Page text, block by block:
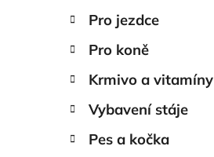
P
s
t
a
n
Přeskočit
kategorie
K
a
g
e
Pro jezdce
Pro koně
Krmivo a vitamíny
Vybavení stáje
Pes a kočka